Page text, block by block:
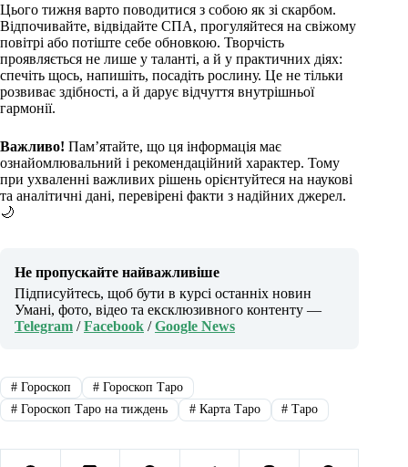
Цього тижня варто поводитися з собою як зі скарбом.
Відпочивайте, відвідайте СПА, прогуляйтеся на свіжому
повітрі або потіште себе обновкою. Творчість
проявляється не лише у таланті, а й у практичних діях:
спечіть щось, напишіть, посадіть рослину. Це не тільки
розвиває здібності, а й дарує відчуття внутрішньої
гармонії.
Важливо! Пам’ятайте, що ця інформація має
ознайомлювальний і рекомендаційний характер. Тому
при ухваленні важливих рішень орієнтуйтеся на наукові
та аналітичні дані, перевірені факти з надійних джерел.
🌙
Не пропускайте найважливіше
Підписуйтесь, щоб бути в курсі останніх новин
Умані, фото, відео та ексклюзивного контенту —
Telegram /Facebook /Google News
#Гороскоп #Гороскоп Таро
#Гороскоп Таро на тиждень #Карта Таро # Таро